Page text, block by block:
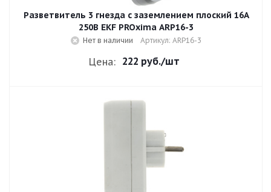
Разветвитель 3 гнезда с заземлением плоский 16A
250B EKF PROxima ARP16-3
Нет в наличии Артикул: ARP16-3
Цена: 222 руб./шт